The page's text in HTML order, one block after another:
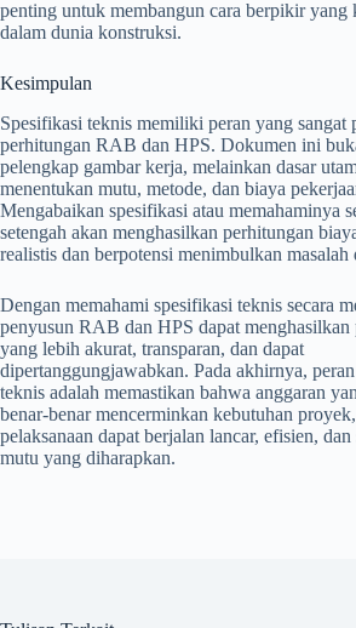
penting untuk membangun cara berpikir yang
dalam dunia konstruksi.
Kesimpulan
Spesifikasi teknis memiliki peran yang sangat
perhitungan RAB dan HPS. Dokumen ini
pelengkap gambar kerja, melainkan dasar
menentukan mutu, metode, dan biaya
Mengabaikan spesifikasi atau memahaminya
setengah akan menghasilkan perhitungan
realistis dan berpotensi menimbulkan masalah
Dengan memahami spesifikasi teknis secara
penyusun RAB dan HPS dapat menghasilkan
yang lebih akurat, transparan, dan dapat
dipertanggungjawabkan. Pada akhirnya,
teknis adalah memastikan bahwa anggaran
benar-benar mencerminkan kebutuhan
pelaksanaan dapat berjalan lancar, efisien, dan
mutu yang diharapkan.